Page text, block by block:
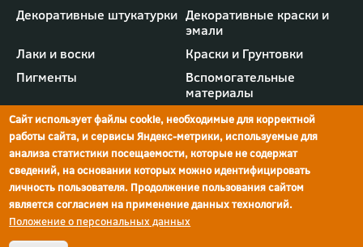
г.Ростов-на-Дону,
ул.Мечникова, д.134
просп. Шолохова, 211/4,
Ростов-на-Дону
Футер
-
меню
"Товары"
Декоративные штукатурки Декоративные краски и
эмали
Лаки и воски
Краски и Грунтовки
Пигменты
Вспомогательные
материалы
Политика конфиденциальности
Реквизиты компании
Сайт использует файлы cookie, необходимые для корректной
работы сайта, и сервисы Яндекс-метрики, используемые для
анализа статистики посещаемости, которые не содержат
сведений, на основании которых можно идентифицировать
личность пользователя. Продолжение пользования сайтом
является согласием на применение данных технологий.
Положение о персональных данных